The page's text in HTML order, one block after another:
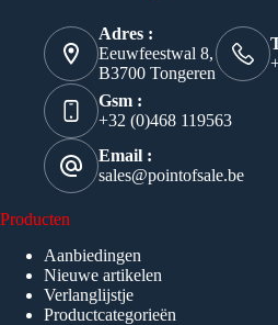
Adres :
Eeuwfeestwal 8,
B3700 Tongeren
Gsm :
+32 (0)468 119563
Email :
sales@pointofsale.be
Producten
Aanbiedingen
Nieuwe artikelen
Verlanglijstje
Productcategorieën